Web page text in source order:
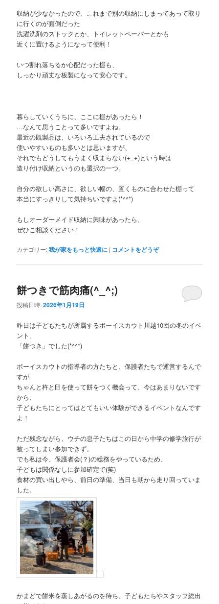
収納が少なかったので、これまで別の収納にしまってあって取り
に行くのが面倒だった
洗濯洗剤のストックとか、トイレットペーパーとかも
近くに置けるようになって便利！
いつ割れ落ちるか心配だった棚も、
しっかり頑丈な板製になって安心です。
暮らしていくうちに、ここに棚があったら！
…なんて思うことって多いですよね。
最近の既製品は、いろいろ工夫されているので
使いやすいものも多いとは思いますが、
それでもどうしてもうまく収まらない(+_+)という時は
造り付け収納というのも選択の一つ。
自分の欲しい高さに、欲しい幅の、置くものに合わせた棚って
本当にすっきりして気持ちいですよ(*^^*)
もしオーダーメイド収納に興味があったら、
ぜひご相談ください！
カテゴリー:我が家をもっと快適に | コメントをどうぞ
餅つきで筋肉痛(^_^;)
投稿日時:2026年1月19日
昨日は子どもたちが所属するボーイスカウト川越10団の冬のイベ
ント、
「餅つき」でした(*^^*)
ボーイスカウトの指導者の方たちと、保護者たちで運営するんで
すが
ちゃんと杵と臼を使って餅をつく機会って、今はあまりないです
から、
子どもたちにとってはとてもいい体験ができるイベントなんです
よ！
ただ残念ながら、ウチの息子たちはこの日から中学の修学旅行が
被ってしまい参加できず。
でも私は今、保護者会(？)の総務をやっているため、
子どもは関係なしに参加確定で(笑)
食材の買い出しやら、前日の準備、当日も朝から走り回っていま
した。
かまどで餅米を蒸しあがるのを待ち、子どもたちやスタッフ総出